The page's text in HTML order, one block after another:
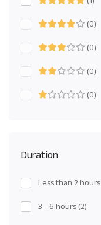
(0)
(0)
(0)
(0)
Duration
Less than 2 hours
3 - 6 hours(2)